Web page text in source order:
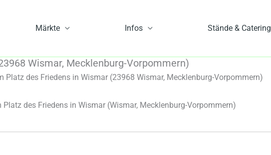
Märkte Infos Stände & Catering
Wismar, Mecklenburg-Vorpommern)
Platz des Friedens in Wismar (23968 Wismar, Mecklenburg-Vorpommern)
des Friedens in Wismar(Wismar, Mecklenburg-Vorpommern)